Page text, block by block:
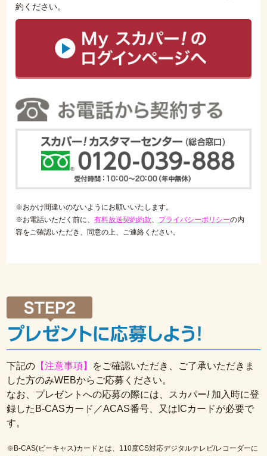
約ください。
※おかけ間違いのないようにお願いいたします。
※お電話いただく前に、有料放送契約約款、 プライバシーポリシーの内
容をご確認いただき、同意の上、ご連絡ください。
下記の 【注意事項】
をご確認いただき、ご了承いただきま
した方のみWEBからご応募ください。
なお、プレゼントへの応募の際には、スカパー!加入時に登
録したB-CASカード／ACAS番号、又はICカードが必要で
す。
※B-CAS(ビーキャス)カードとは、110度CS対応デジタルテレビ/レコーダーに